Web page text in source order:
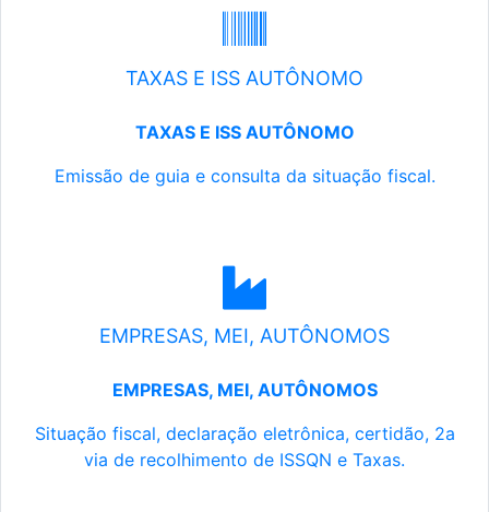
TAXAS E ISS AUTÔNOMO
TAXAS E ISS AUTÔNOMO
Emissão de guia e consulta da situação fiscal.
EMPRESAS, MEI, AUTÔNOMOS
EMPRESAS, MEI, AUTÔNOMOS
Situação fiscal, declaração eletrônica, certidão, 2a
via de recolhimento de ISSQN e Taxas.